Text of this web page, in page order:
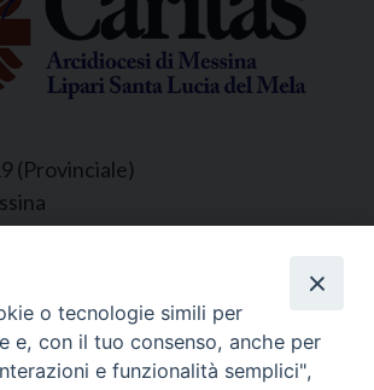
(Provinciale)
Amministrazione:
tutti i giorni da lunedì a
ore 9.30 alle ore 12.30.
.
o tecnologie simili per
e, con il tuo consenso, anche per
e funzionalità semplici",